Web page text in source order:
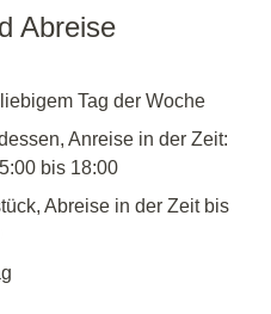
Abreise
Tag der Woche
Anreise in der Zeit:
bis 18:00
Abreise in der Zeit bis